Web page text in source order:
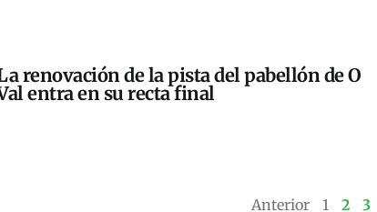
renovación de la pista del pabellón de O
entra en su recta final
Anterior 1 2 3